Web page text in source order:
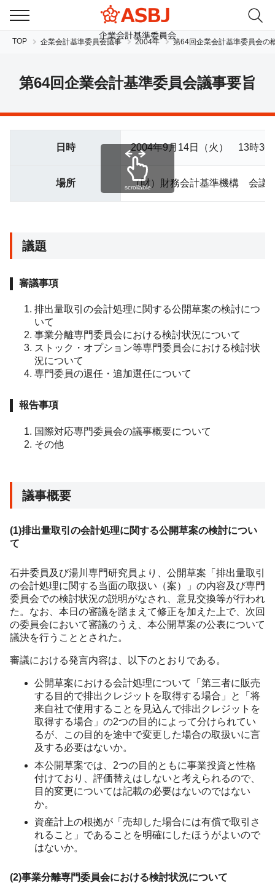
TOP 企業会計基準委員会議事 2004年 第64回企業会計基準委員会の
第64回企業会計基準委員会議事要旨
日時 2004年9月14日（火） 13時30
場所 （財）財務会計基準機構 会議
scrollable
議題
審議事項
排出量取引の会計処理に関する公開草案の検討につ
いて
事業分離専門委員会における検討状況について
ストック・オプション等専門委員会における検討状
況について
専門委員の退任・追加選任について
報告事項
国際対応専門委員会の議事概要について
その他
議事概要
(1)排出量取引の会計処理に関する公開草案の検討につい
て
石井委員及び湯川専門研究員より、公開草案「排出量取引
の会計処理に関する当面の取扱い（案）」の内容及び専門
委員会での検討状況の説明がなされ、意見交換等が行われ
た。なお、本日の審議を踏まえて修正を加えた上で、次回
の委員会において審議のうえ、本公開草案の公表について
議決を行うこととされた。
審議における発言内容は、以下のとおりである。
公開草案における会計処理について「第三者に販売
する目的で排出クレジットを取得する場合」と「将
来自社で使用することを見込んで排出クレジットを
取得する場合」の2つの目的によって分けられてい
るが、この目的を途中で変更した場合の取扱いに言
及する必要はないか。
本公開草案では、2つの目的ともに事業投資と性格
付けており、評価替えはしないと考えられるので、
目的変更については記載の必要はないのではない
か。
資産計上の根拠が「売却した場合には有償で取引さ
れること」であることを明確にしたほうがよいので
はないか。
(2)事業分離専門委員会における検討状況について